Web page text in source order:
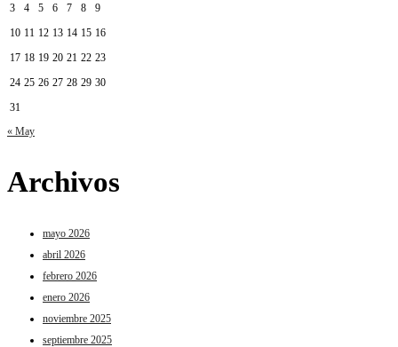
3
4 5 6 7 8
9
10 11 12 13 14 15 16
17 18 19 20 21 22 23
24 25 26 27 28 29 30
31
« May
Archivos
mayo 2026
abril 2026
febrero 2026
enero 2026
noviembre 2025
septiembre 2025